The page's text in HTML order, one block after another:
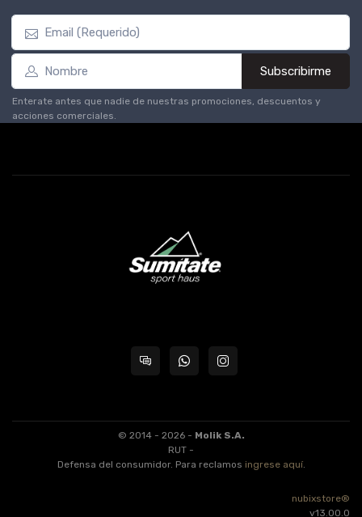
Subscribirme
Enterate antes que nadie de nuestras promociones, descuentos y
acciones comerciales.
© 2014 - 2026 - Molik S.A.
RUT -
Defensa del consumidor. Para reclamos ingrese aquí.
nubixstore®
v13.00.0